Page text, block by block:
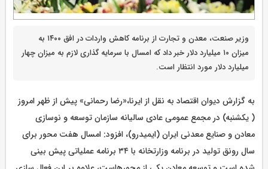
وزیر صنعت، معدن و تجارت از برنامه کاهش واردات در افق ۱۴۰۰ به
میزان ۱۰ میلیارد دلار خبر داد که امسال با سرمایه گذاری لازم به میزان چهار
میلیارد دلار مورد انتظار است.
به گزارش دیوان اقتصاد به نقل از ایرنا،«رضا رحمانی» پیش از ظهر امروز
( یکشنبه) در مجمع عمومی عادی سالیانه سازمان توسعه و نوسازی
معادن و صنایع معدنی ایران (ایمیدرو)، افزود: امسال هفت محور برای
سال رونق تولید در برنامه وزارتخانه با ۳۴ برنامه عملیاتی پیش بینی